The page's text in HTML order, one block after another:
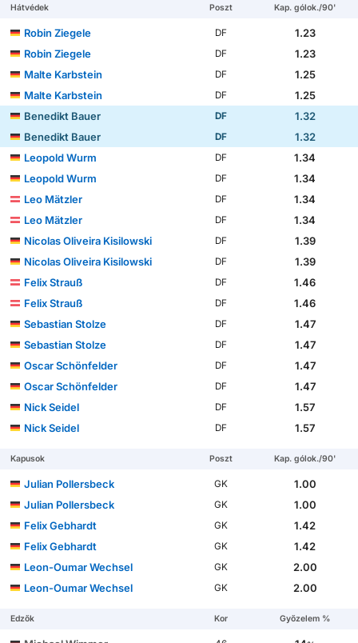
Hátvédek Poszt Kap. gólok./90'
Robin Ziegele DF
1.23
Robin Ziegele
DF
1.23
Malte Karbstein
DF
1.25
Malte Karbstein
DF
1.25
Benedikt Bauer
DF
1.32
Benedikt Bauer
DF
1.32
Leopold Wurm
DF
1.34
Leopold Wurm
DF
1.34
Leo Mätzler
DF
1.34
Leo Mätzler
DF
1.34
Nicolas Oliveira Kisilowski
DF
1.39
Nicolas Oliveira Kisilowski
DF
1.39
Felix Strauß
DF
1.46
Felix Strauß
DF
1.46
Sebastian Stolze
DF
1.47
Sebastian Stolze
DF
1.47
Oscar Schönfelder
DF
1.47
Oscar Schönfelder
DF
1.47
Nick Seidel
DF
1.57
Nick Seidel
DF 1.57
Kapusok Poszt Kap. gólok./90'
Julian Pollersbeck GK
1.00
Julian Pollersbeck
GK
1.00
Felix Gebhardt
GK
1.42
Felix Gebhardt
GK
1.42
Leon-Oumar Wechsel
GK
2.00
Leon-Oumar Wechsel
GK 2.00
Edzők Kor Győzelem %